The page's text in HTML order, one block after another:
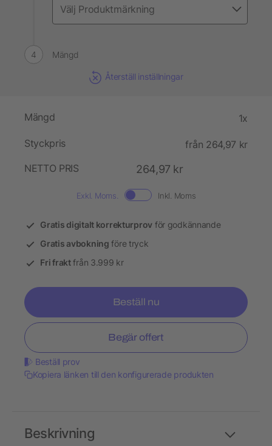
Mängd
Återställ inställningar
Mängd 1x
Styckpris
från 264,97 kr
NETTO PRIS
264,97 kr
Exkl. Moms. Inkl. Moms
Gratis digitalt korrekturprov för godkännande
Gratis avbokning före tryck
Fri fraktfrån 3.999 kr
Beställ nu
Begär offert
Beställ prov
Kopiera länken till den konfigurerade produkten
Beskrivning